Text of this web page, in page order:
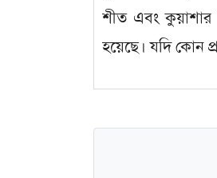
শীত এবং কুয়াশার
হয়েছে। যদি কোন